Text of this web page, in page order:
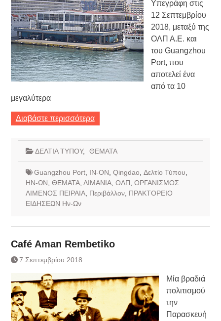
Υπεγράφη στις
12 Σεπτεμβρίου
2018, μεταξύ της
ΟΛΠ Α.Ε. και
του Guangzhou
Port, που
αποτελεί ένα
από τα 10
μεγαλύτερα
Διαβάστε περισσότερα
ΔΕΛΤΙΑ ΤΥΠΟΥ, ΘΕΜΑΤΑ
Guangzhou Port, IN-ON Qingdao Δελτίο Τύπου
ΗΝ-ΩΝ ΘΕΜΑΤΑ, ΛΙΜΑΝΙΑ, ΟΛΠ ΟΡΓΑΝΙΣΜΟΣ
ΛΙΜΕΝΟΣ ΠΕΙΡΑΙΑ, Περιβάλλον, ΠΡΑΚΤΟΡΕΙΟ
ΕΙΔΗΣΕΩΝ Ην-Ων
Café Aman Rembetiko
7 Σεπτεμβρίου 2018
Μία βραδιά
πολιτισμού
την
Παρασκευή